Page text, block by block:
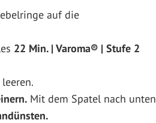
auf die
22 Min. | Varoma® | Stufe 2
Mit dem Spatel nach unten